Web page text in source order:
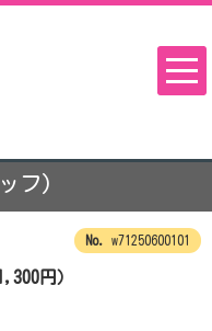
フ)
w71250600101
円）